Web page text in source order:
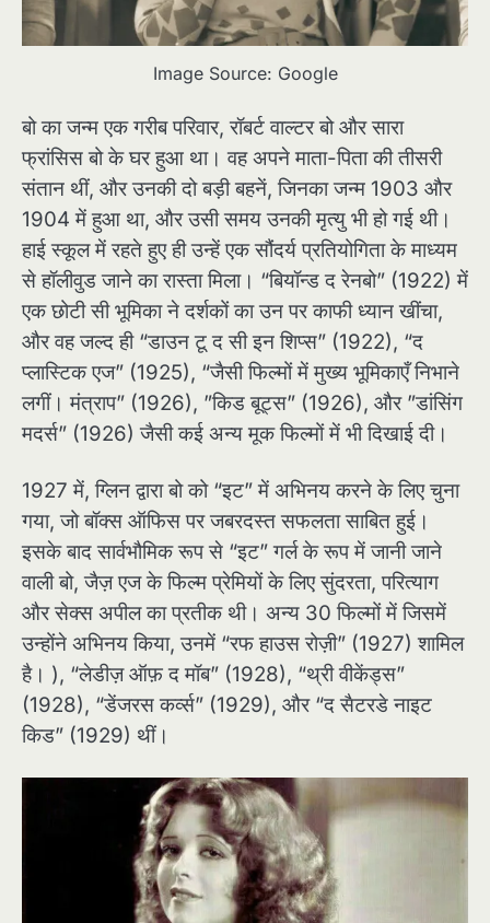
Image Source: Google
बो का जन्म एक गरीब परिवार, रॉबर्ट वाल्टर बो और सारा
फ्रांसिस बो के घर हुआ था। वह अपने माता-पिता की तीसरी
संतान थीं, और उनकी दो बड़ी बहनें, जिनका जन्म 1903 और
1904 में हुआ था, और उसी समय उनकी मृत्यु भी हो गई थी।
हाई स्कूल में रहते हुए ही उन्हें एक सौंदर्य प्रतियोगिता के माध्यम
से हॉलीवुड जाने का रास्ता मिला। “बियॉन्ड द रेनबो” (1922) में
एक छोटी सी भूमिका ने दर्शकों का उन पर काफी ध्यान खींचा,
और वह जल्द ही “डाउन टू द सी इन शिप्स” (1922), “द
प्लास्टिक एज” (1925), “जैसी फिल्मों में मुख्य भूमिकाएँ निभाने
लगीं। मंत्राप” (1926), ”किड बूट्स” (1926), और ”डांसिंग
मदर्स” (1926) जैसी कई अन्य मूक फिल्मों में भी दिखाई दी।
1927 में, ग्लिन द्वारा बो को “इट” में अभिनय करने के लिए चुना
गया, जो बॉक्स ऑफिस पर जबरदस्त सफलता साबित हुई।
इसके बाद सार्वभौमिक रूप से “इट” गर्ल के रूप में जानी जाने
वाली बो, जैज़ एज के फिल्म प्रेमियों के लिए सुंदरता, परित्याग
और सेक्स अपील का प्रतीक थी। अन्य 30 फिल्मों में जिसमें
उन्होंने अभिनय किया, उनमें “रफ हाउस रोज़ी” (1927) शामिल
है। ), “लेडीज़ ऑफ़ द मॉब” (1928), “थ्री वीकेंड्स”
(1928), “डेंजरस कर्व्स” (1929), और “द सैटरडे नाइट
किड” (1929) थीं।